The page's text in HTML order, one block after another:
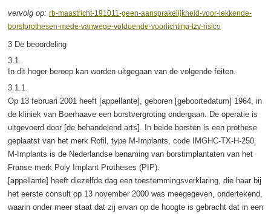
vervolg op: rb-maastricht-191011-geen-aansprakelijkheid-voor-lekkende-
borstprothesen-mede-vanwege-voldoende-voorlichting-tzv-risico
3 De beoordeling
3.1.
In dit hoger beroep kan worden uitgegaan van de volgende feiten.
3.1.1.
Op 13 februari 2001 heeft [appellante], geboren [geboortedatum] 1964, in
de kliniek van Boerhaave een borstvergroting ondergaan. De operatie is
uitgevoerd door [de behandelend arts]. In beide borsten is een prothese
geplaatst van het merk Rofil, type M-Implants, code IMGHC-TX-H-250.
M-Implants is de Nederlandse benaming van borstimplantaten van het
Franse merk Poly Implant Protheses (PIP).
[appellante] heeft diezelfde dag een toestemmingsverklaring, die haar bij
het eerste consult op 13 november 2000 was meegegeven, ondertekend,
waarin onder meer staat dat zij ervan op de hoogte is gebracht dat in een